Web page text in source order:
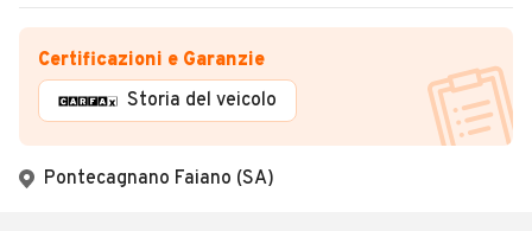
Certificazioni e Garanzie
Storia del veicolo
Pontecagnano Faiano (SA)